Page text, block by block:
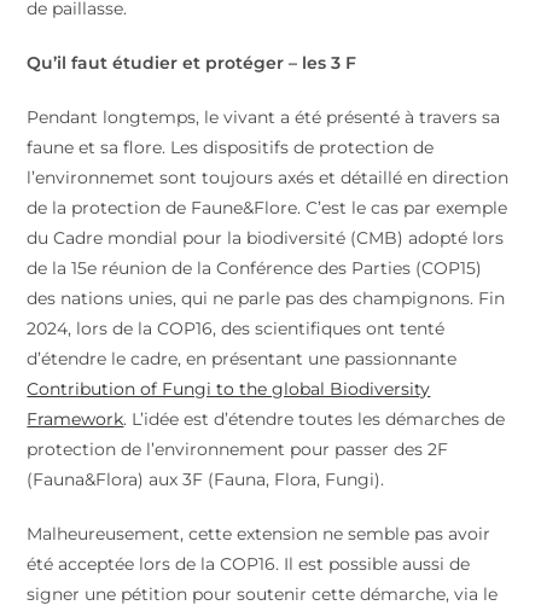
de paillasse.
Qu’il faut étudier et protéger – les 3 F
Pendant longtemps, le vivant a été présenté à travers sa
faune et sa flore. Les dispositifs de protection de
l’environnemet sont toujours axés et détaillé en direction
de la protection de Faune&Flore. C’est le cas par exemple
du Cadre mondial pour la biodiversité (CMB) adopté lors
de la 15e réunion de la Conférence des Parties (COP15)
des nations unies, qui ne parle pas des champignons. Fin
2024, lors de la COP16, des scientifiques ont tenté
d’étendre le cadre, en présentant une passionnante
Contribution of Fungi to the global Biodiversity
Framework. L’idée est d’étendre toutes les démarches de
protection de l’environnement pour passer des 2F
(Fauna&Flora) aux 3F (Fauna, Flora, Fungi).
Malheureusement, cette extension ne semble pas avoir
été acceptée lors de la COP16. Il est possible aussi de
signer une pétition pour soutenir cette démarche, via le